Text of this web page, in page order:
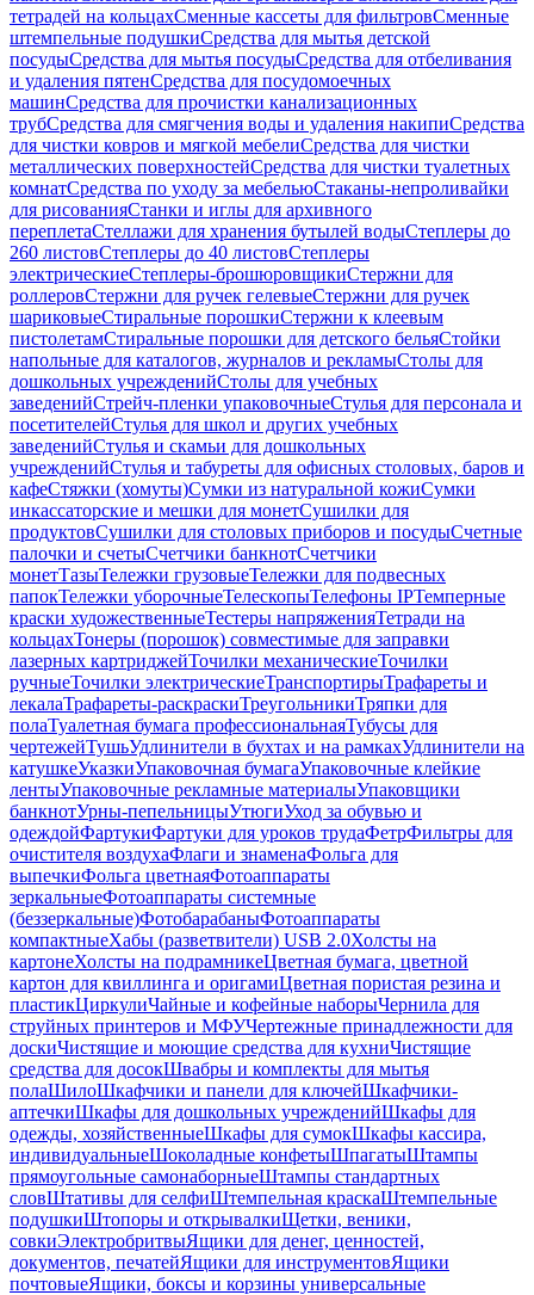
тетрадей на кольцахСменные кассеты для фильтровСменные
штемпельные подушкиСредства для мытья детской
посудыСредства для мытья посудыСредства для отбеливания
и удаления пятенСредства для посудомоечных
машинСредства для прочистки канализационных
трубСредства для смягчения воды и удаления накипиСредства
для чистки ковров и мягкой мебелиСредства для чистки
металлических поверхностейСредства для чистки туалетных
комнатСредства по уходу за мебельюСтаканы-непроливайки
для рисованияСтанки и иглы для архивного
переплетаСтеллажи для хранения бутылей водыСтеплеры до
260 листовСтеплеры до 40 листовСтеплеры
электрическиеСтеплеры-брошюровщикиСтержни для
роллеровСтержни для ручек гелевыеСтержни для ручек
шариковыеСтиральные порошкиСтержни к клеевым
пистолетамСтиральные порошки для детского бельяСтойки
напольные для каталогов, журналов и рекламыСтолы для
дошкольных учрежденийСтолы для учебных
заведенийСтрейч-пленки упаковочныеСтулья для персонала и
посетителейСтулья для школ и других учебных
заведенийСтулья и скамьи для дошкольных
учрежденийСтулья и табуреты для офисных столовых, баров и
кафеСтяжки (хомуты)Сумки из натуральной кожиСумки
инкассаторские и мешки для монетСушилки для
продуктовСушилки для столовых приборов и посудыСчетные
палочки и счетыСчетчики банкнотСчетчики
монетТазыТележки грузовыеТележки для подвесных
папокТележки уборочныеТелескопыТелефоны IPТемперные
краски художественныеТестеры напряженияТетради на
кольцахТонеры (порошок) совместимые для заправки
лазерных картриджейТочилки механическиеТочилки
ручныеТочилки электрическиеТранспортирыТрафареты и
лекалаТрафареты-раскраскиТреугольникиТряпки для
полаТуалетная бумага профессиональнаяТубусы для
чертежейТушьУдлинители в бухтах и на рамкахУдлинители на
катушкеУказкиУпаковочная бумагаУпаковочные клейкие
лентыУпаковочные рекламные материалыУпаковщики
банкнотУрны-пепельницыУтюгиУход за обувью и
одеждойФартукиФартуки для уроков трудаФетрФильтры для
очистителя воздухаФлаги и знаменаФольга для
выпечкиФольга цветнаяФотоаппараты
зеркальныеФотоаппараты системные
(беззеркальные)ФотобарабаныФотоаппараты
компактныеХабы (разветвители) USB 2.0Холсты на
картонеХолсты на подрамникеЦветная бумага, цветной
картон для квиллинга и оригамиЦветная пористая резина и
пластикЦиркулиЧайные и кофейные наборыЧернила для
струйных принтеров и МФУЧертежные принадлежности для
доскиЧистящие и моющие средства для кухниЧистящие
средства для досокШвабры и комплекты для мытья
полаШилоШкафчики и панели для ключейШкафчики-
аптечкиШкафы для дошкольных учрежденийШкафы для
одежды, хозяйственныеШкафы для сумокШкафы кассира,
индивидуальныеШоколадные конфетыШпагатыШтампы
прямоугольные самонаборныеШтампы стандартных
словШтативы для селфиШтемпельная краскаШтемпельные
подушкиШтопоры и открывалкиЩетки, веники,
совкиЭлектробритвыЯщики для денег, ценностей,
документов, печатейЯщики для инструментовЯщики
почтовыеЯщики, боксы и корзины универсальные